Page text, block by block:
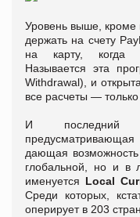
Уровень выше, кроме
держать на счету
на карту, когда
Называется эта
Withdrawal), и
все расчеты —
И последний
дающая
глобальной, но и в
именуется Local
Среди которых,
оперирует в 203